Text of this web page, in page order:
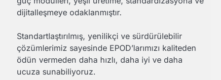
dijitalleşmeye odaklanmıştır.
Standartlaştırılmış, yenilikçi ve sürdürülebilir
çözümlerimiz sayesinde EPOD’larımızı kaliteden
ödün vermeden daha hızlı, daha iyi ve daha
ucuza sunabiliyoruz.